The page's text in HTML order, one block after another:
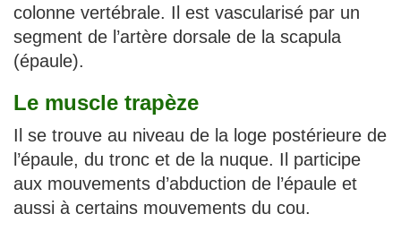
colonne vertébrale. Il est vascularisé par un
segment de l’artère dorsale de la scapula
(épaule).
Le muscle trapèze
Il se trouve au niveau de la loge postérieure de
l’épaule, du tronc et de la nuque. Il participe
aux mouvements d’abduction de l’épaule et
aussi à certains mouvements du cou.